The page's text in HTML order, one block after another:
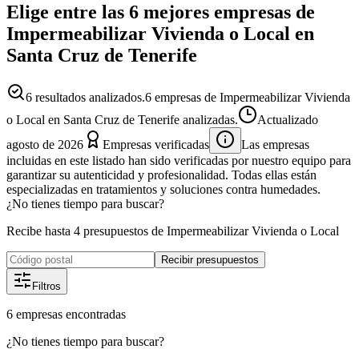
Elige entre las 6 mejores empresas de
Impermeabilizar Vivienda o Local en
Santa Cruz de Tenerife
6 resultados analizados.6 empresas de Impermeabilizar Vivienda
o Local en Santa Cruz de Tenerife analizadas.
Actualizado
agosto de 2026
Empresas verificadas
Las empresas
incluidas en este listado han sido verificadas por nuestro equipo para
garantizar su autenticidad y profesionalidad. Todas ellas están
especializadas en tratamientos y soluciones contra humedades.
¿No tienes tiempo para buscar?
Recibe hasta 4 presupuestos de Impermeabilizar Vivienda o Local
Recibir presupuestos
Filtros
6 empresas encontradas
¿No tienes tiempo para buscar?